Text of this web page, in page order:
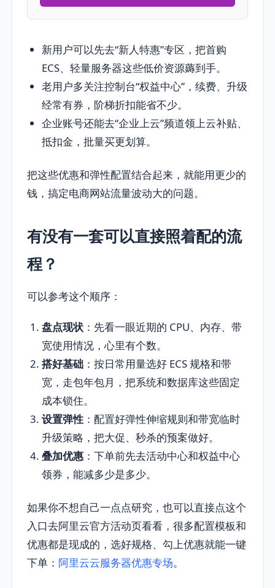
新用户可以先去“新人特惠”专区，把首购
ECS、轻量服务器这些低价资源薅到手。
老用户多关注控制台“权益中心”，续费、升级
经常有券，阶梯折扣能省不少。
企业账号还能去“企业上云”频道领上云补贴、
抵扣金，批量买更划算。
把这些优惠和弹性配置结合起来，就能用更少的
钱，搞定电商网站流量波动大的问题。
有没有一套可以直接照着配的流
程？
可以参考这个顺序：
盘点现状 ：先看一眼近期的 CPU、内存、带
宽使用情况，心里有个数。
搭好基础 ：按日常用量选好 ECS 规格和带
宽，走包年包月，把系统和数据库这些固定
成本锁住。
设置弹性 ：配置好弹性伸缩规则和带宽临时
升级策略，把大促、秒杀的预案做好。
叠加优惠 ：下单前先去活动中心和权益中心
领券，能减多少是多少。
如果你不想自己一点点研究，也可以直接点这个
入口去阿里云官方活动页看看，很多配置模板和
优惠都是现成的，选好规格、勾上优惠就能一键
下单： 阿里云云服务器优惠专场。